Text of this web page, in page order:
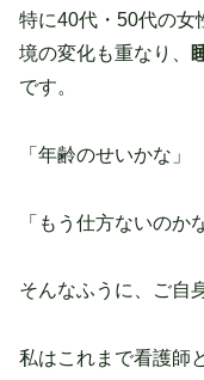
特に40代・50代の女
境の変化も重なり、
です。
「年齢のせいかな」
「もう仕方ないのか
そんなふうに、ご自
私はこれまで看護師